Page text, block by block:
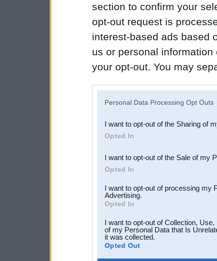
section to confirm your
opt-out request is
interest-based ads based
us or personal
your opt-out. You may
Downstream Participants
third parties.
Personal Data Processing Opt Outs
I want to opt-out of the Sharing of
Opted In
I want to opt-out of the Sale of my
Opted In
I want to opt-out of processing my
Advertising.
Opted In
I want to opt-out of Collection,
of my Personal Data that Is
it was collected.
Opted Out